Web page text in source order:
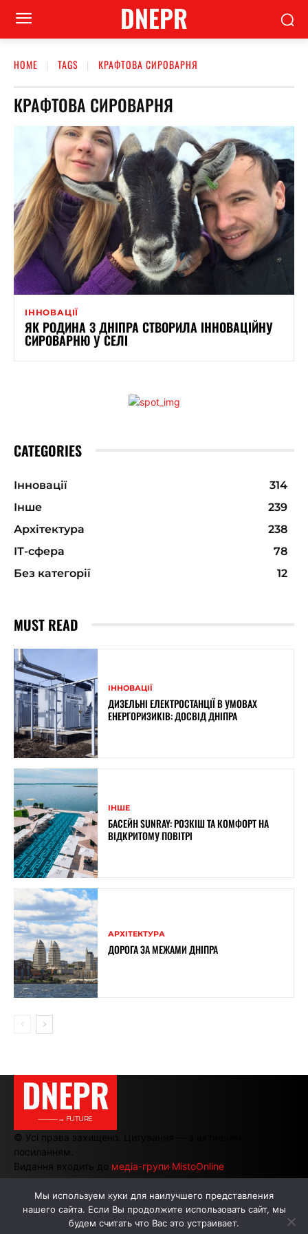
DNEPR
HOME TAGS КРАФТОВА СИРОВАРНЯ
КРАФТОВА СИРОВАРНЯ
ІННОВАЦІЇ
ЯК РОДИНА З ДНІПРА СТВОРИЛА ІННОВАЦІЙНУ
СИРОВАРНЮ У СЕЛІ
CATEGORIES
Інновації
314
Інше
239
Архітектура
238
ІТ-сфера
78
Без категорії
12
MUST READ
ІННОВАЦІЇ
ДИЗЕЛЬНІ ЕЛЕКТРОСТАНЦІЇ В УМОВАХ
ЕНЕРГОРИЗИКІВ: ДОСВІД ДНІПРА
ІНШЕ
БАСЕЙН SUNRAY: РОЗКІШ ТА КОМФОРТ НА
ВІДКРИТОМУ ПОВІТРІ
АРХІТЕКТУРА
ДОРОГА ЗА МЕЖАМИ ДНІПРА
DNEPR
———→ FUTURE
© Усі права захищено. Цитування — з активним
посиланням.
Видання входить до медіа-групи MistoOnline
АВТОРИ РЕКЛАМА НА САЙТІ
Мы используем куки для наилучшего представления
нашего сайта. Если Вы продолжите использовать сайт, мы
будем считать что Вас это устраивает.